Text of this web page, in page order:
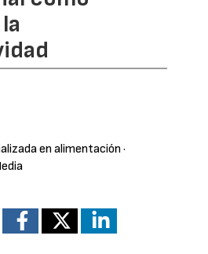
en alimentación ·